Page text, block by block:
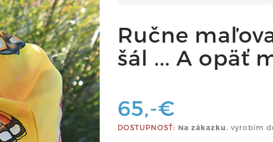
Ručne
šál ... A opäť
65,-€
DOSTUPNOSŤ: Na zákazku. vyrobím